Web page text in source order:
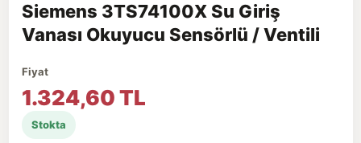
Siemens 3TS74100X Su Giriş
Vanası Okuyucu Sensörlü / Ventili
Fiyat
1.324,60 TL
Stokta